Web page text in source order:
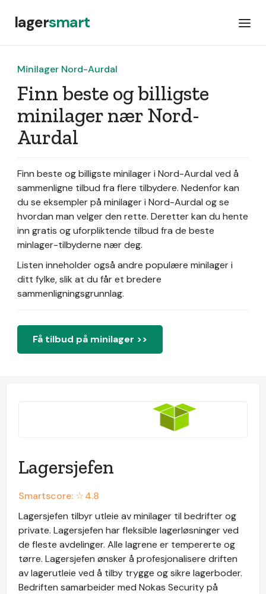
lagersmart
Minilager Nord-Aurdal
Finn beste og billigste
minilager nær Nord-
Aurdal
Finn beste og billigste minilager i Nord-Aurdal ved å
sammenligne tilbud fra flere tilbydere. Nedenfor kan
du se eksempler på minilager i Nord-Aurdal og se
hvordan man velger den rette. Deretter kan du hente
inn gratis og uforpliktende tilbud fra de beste
minlager-tilbyderne nær deg.
Listen inneholder også andre populære minilager i
ditt fylke, slik at du får et bredere
sammenligningsgrunnlag.
Få tilbud på minilager >>
Lagersjefen
Smartscore: ☆4.8
Lagersjefen tilbyr utleie av minilager til bedrifter og
private. Lagersjefen har fleksible lagerløsninger ved
de fleste avdelinger. Alle lagrene er tempererte og
tørre. Lagersjefen ønsker å profesjonalisere driften
av lagerutleie ved å tilby trygge og sikre lagerboder.
Bedriften samarbeider med Nokas Security på